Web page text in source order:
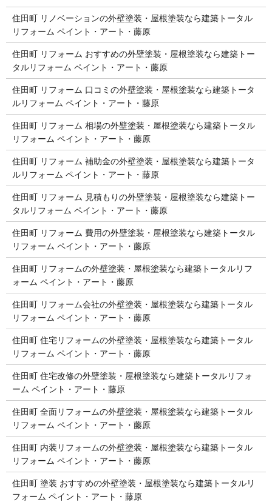
住田町 リノベーションの外壁塗装・屋根塗装なら建築トータル
リフォーム ペイント・アート・藤原
住田町 リフォーム おすすめの外壁塗装・屋根塗装なら建築トー
タルリフォーム ペイント・アート・藤原
住田町 リフォーム 口コミの外壁塗装・屋根塗装なら建築トータ
ルリフォーム ペイント・アート・藤原
住田町 リフォーム 相場の外壁塗装・屋根塗装なら建築トータル
リフォーム ペイント・アート・藤原
住田町 リフォーム 補助金の外壁塗装・屋根塗装なら建築トータ
ルリフォーム ペイント・アート・藤原
住田町 リフォーム 見積もりの外壁塗装・屋根塗装なら建築トー
タルリフォーム ペイント・アート・藤原
住田町 リフォーム 費用の外壁塗装・屋根塗装なら建築トータル
リフォーム ペイント・アート・藤原
住田町 リフォームの外壁塗装・屋根塗装なら建築トータルリフ
ォーム ペイント・アート・藤原
住田町 リフォーム会社の外壁塗装・屋根塗装なら建築トータル
リフォーム ペイント・アート・藤原
住田町 住宅リフォームの外壁塗装・屋根塗装なら建築トータル
リフォーム ペイント・アート・藤原
住田町 住宅改修の外壁塗装・屋根塗装なら建築トータルリフォ
ーム ペイント・アート・藤原
住田町 全面リフォームの外壁塗装・屋根塗装なら建築トータル
リフォーム ペイント・アート・藤原
住田町 内装リフォームの外壁塗装・屋根塗装なら建築トータル
リフォーム ペイント・アート・藤原
住田町 塗装 おすすめの外壁塗装・屋根塗装なら建築トータルリ
フォーム ペイント・アート・藤原